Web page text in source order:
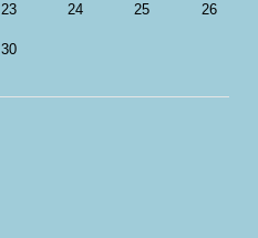
23 24 25 26
30